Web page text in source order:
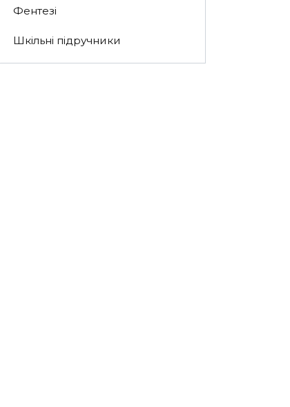
Фентезі
Шкільні підручники